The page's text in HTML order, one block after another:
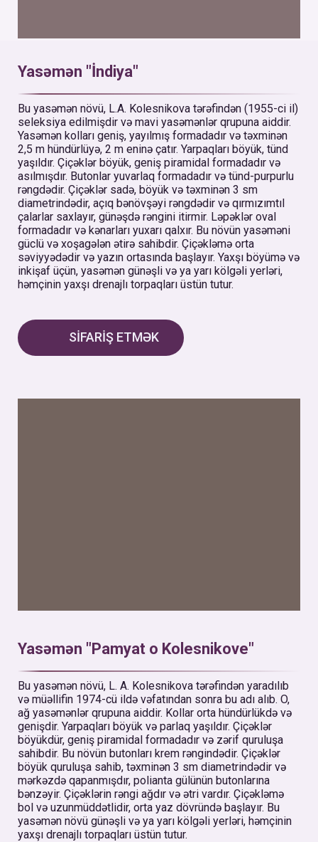
Yasəmən "İndiya"
Bu yasəmən növü, L.A. Kolesnikova tərəfindən (1955-ci il)
seleksiya edilmişdir və mavi yasəmənlər qrupuna aiddir.
Yasəmən kolları geniş, yayılmış formadadır və təxminən
2,5 m hündürlüyə, 2 m eninə çatır. Yarpaqları böyük, tünd
yaşıldır. Çiçəklər böyük, geniş piramidal formadadır və
asılmışdır. Butonlar yuvarlaq formadadır və tünd-purpurlu
rəngdədir. Çiçəklər sadə, böyük və təxminən 3 sm
diametrindədir, açıq bənövşəyi rəngdədir və qırmızımtıl
çalarlar saxlayır, günəşdə rəngini itirmir. Ləpəklər oval
formadadır və kənarları yuxarı qalxır. Bu növün yasəməni
güclü və xoşagələn ətirə sahibdir. Çiçəkləmə orta
səviyyədədir və yazın ortasında başlayır. Yaxşı böyümə və
inkişaf üçün, yasəmən günəşli və ya yarı kölgəli yerləri,
həmçinin yaxşı drenajlı torpaqları üstün tutur.
SİFARİŞ ETMƏK
Yasəmən "Pamyat o Kolesnikove"
Bu yasəmən növü, L. A. Kolesnikova tərəfindən yaradılıb
və müəllifin 1974-cü ildə vəfatından sonra bu adı alıb. O,
ağ yasəmənlər qrupuna aiddir. Kollar orta hündürlükdə və
genişdir. Yarpaqları böyük və parlaq yaşıldır. Çiçəklər
böyükdür, geniş piramidal formadadır və zərif quruluşa
sahibdir. Bu növün butonları krem rəngindədir. Çiçəklər
böyük quruluşa sahib, təxminən 3 sm diametrindədir və
mərkəzdə qapanmışdır, polianta gülünün butonlarına
bənzəyir. Çiçəklərin rəngi ağdır və ətri vardır. Çiçəkləmə
bol və uzunmüddətlidir, orta yaz dövründə başlayır. Bu
yasəmən növü günəşli və ya yarı kölgəli yerləri, həmçinin
yaxşı drenajlı torpaqları üstün tutur.